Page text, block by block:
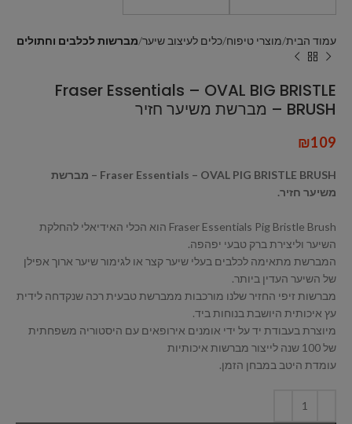
עמוד הבית מוצרי טיפוח כלים לעיצוב שיער מברשות לכלבים וחתולים
Fraser Essentials – OVAL BIG BRISTLE
BRUSH – מברשת משיער חזיר
₪109
Fraser Essentials – OVAL PIG BRISTLE BRUSH – מברשת
משיער חזיר.
Fraser Essentials Pig Bristle Brush הוא הכלי האידיאלי להחלקת
השיער וליצירת ברק טבעי יפהפה.
המברשת מתאימה לכלבים בעלי שיער קצר או לגימור שיער ארוך אפילן
של השיער העדין ביותר.
מברשות זיפי החזיר שלנו מורכבות ממברשת טבעית רכה שנקדחה לידית
עץ איכותית היושבת בנוחות ביד.
מיוצרת בעבודת יד על ידי אומנים אירופאים עם היסטוריה משפחתית
של 100 שנה לייצור מברשות איכותיות
עומדת היטב במבחן הזמן.